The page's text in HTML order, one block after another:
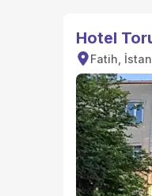
Hotel
Fatih,